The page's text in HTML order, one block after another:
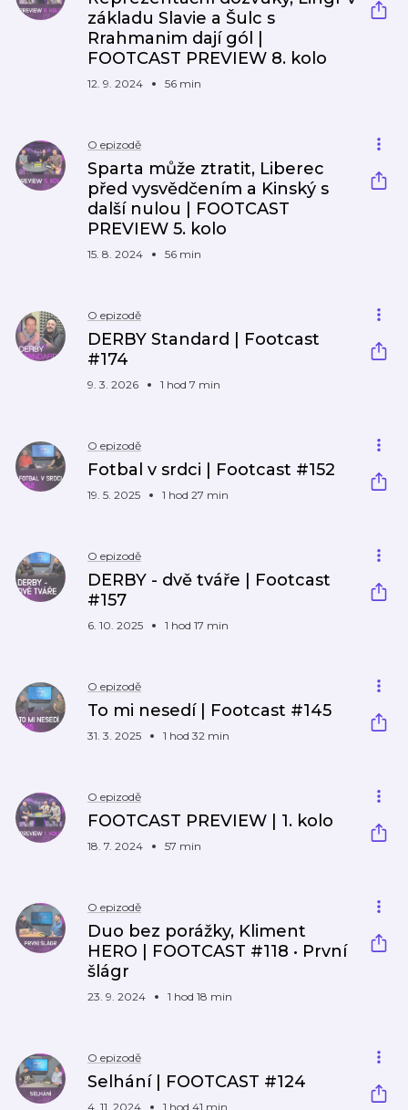
základu Slavie a Šulc s
Rrahmanim dají gól |
FOOTCAST PREVIEW 8. kolo
12. 9. 2024 56 min
O epizodě
Sparta může ztratit, Liberec
před vysvědčením a Kinský s
další nulou | FOOTCAST
PREVIEW 5. kolo
15. 8. 2024 56 min
O epizodě
DERBY Standard | Footcast
#174
9. 3. 2026 1 hod 7 min
O epizodě
Fotbal v srdci | Footcast #152
19. 5. 2025 1 hod 27 min
O epizodě
DERBY - dvě tváře | Footcast
#157
6. 10. 2025 1 hod 17 min
O epizodě
To mi nesedí | Footcast #145
31. 3. 2025 1 hod 32 min
O epizodě
FOOTCAST PREVIEW | 1. kolo
18. 7. 2024 57 min
O epizodě
Duo bez porážky, Kliment
HERO | FOOTCAST #118 • První
šlágr
23. 9. 2024 1 hod 18 min
O epizodě
Selhání | FOOTCAST #124
4. 11. 2024 1 hod 41 min